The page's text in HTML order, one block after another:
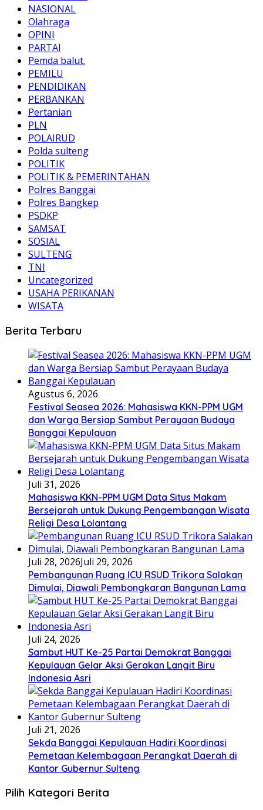
NASIONAL
Olahraga
OPINI
PARTAI
Pemda balut.
PEMILU
PENDIDIKAN
PERBANKAN
Pertanian
PLN
POLAIRUD
Polda sulteng
POLITIK
POLITIK & PEMERINTAHAN
Polres Banggai
Polres Bangkep
PSDKP
SAMSAT
SOSIAL
SULTENG
TNI
Uncategorized
USAHA PERIKANAN
WISATA
Berita Terbaru
Agustus 6, 2026
Festival Seasea 2026: Mahasiswa KKN-PPM UGM
dan Warga Bersiap Sambut Perayaan Budaya
Banggai Kepulauan
Juli 31, 2026
Mahasiswa KKN-PPM UGM Data Situs Makam
Bersejarah untuk Dukung Pengembangan Wisata
Religi Desa Lolantang
Juli 28, 2026Juli 29, 2026
Pembangunan Ruang ICU RSUD Trikora Salakan
Dimulai, Diawali Pembongkaran Bangunan Lama
Juli 24, 2026
Sambut HUT Ke-25 Partai Demokrat Banggai
Kepulauan Gelar Aksi Gerakan Langit Biru
Indonesia Asri
Juli 21, 2026
Sekda Banggai Kepulauan Hadiri Koordinasi
Pemetaan Kelembagaan Perangkat Daerah di
Kantor Gubernur Sulteng
Pilih Kategori Berita